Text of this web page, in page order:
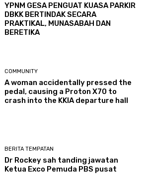
YPNM GESA PENGUAT KUASA PARKIR
DBKK BERTINDAK SECARA
PRAKTIKAL, MUNASABAH DAN
BERETIKA
COMMUNITY
A woman accidentally pressed the
pedal, causing a Proton X70 to
crash into the KKIA departure hall
BERITA TEMPATAN
Dr Rockey sah tanding jawatan
Ketua Exco Pemuda PBS pusat